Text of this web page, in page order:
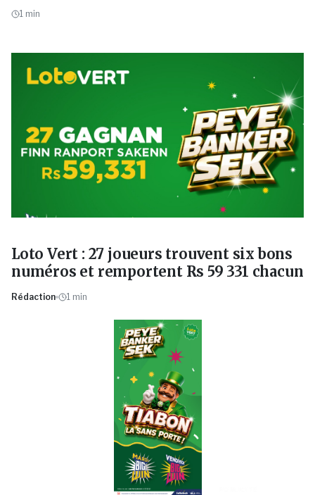
1 min
Loto Vert : 27 joueurs trouvent six bons
numéros et remportent Rs 59 331 chacun
Rédaction 1 min